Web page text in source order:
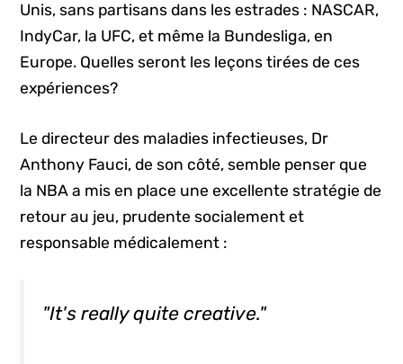
Unis, sans partisans dans les estrades : NASCAR,
IndyCar, la UFC, et même la Bundesliga, en
Europe. Quelles seront les leçons tirées de ces
expériences?
Le directeur des maladies infectieuses, Dr
Anthony Fauci, de son côté, semble penser que
la NBA a mis en place une excellente stratégie de
retour au jeu, prudente socialement et
responsable médicalement :
"It's really quite creative."